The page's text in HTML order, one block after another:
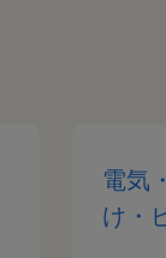
電気
け・